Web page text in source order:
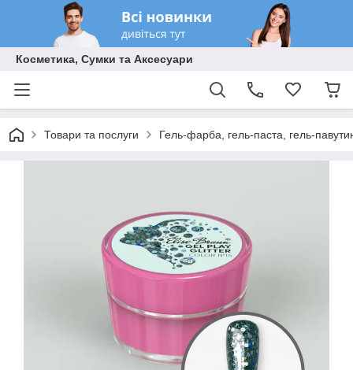
Косметика, Сумки та Аксесуари
Товари та послуги Гель-фарба, гель-паста, гель-